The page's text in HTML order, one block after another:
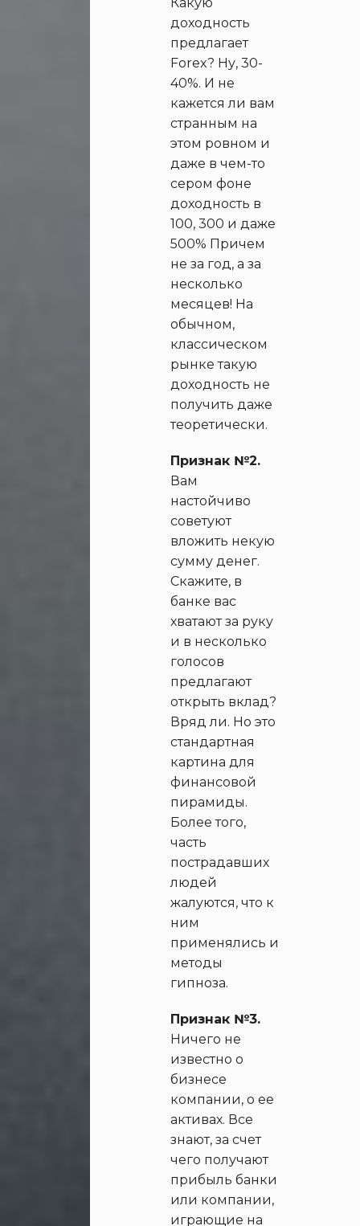
доходность
предлагает
Forex? Ну, 30-
40%. И не
кажется ли вам
странным на
этом ровном и
даже в чем-то
сером фоне
доходность в
100, 300 и даже
500% Причем
не за год, а за
несколько
месяцев! На
обычном,
классическом
рынке такую
доходность не
получить даже
теоретически.
Признак №2.
Вам
настойчиво
советуют
вложить некую
сумму денег.
Скажите, в
банке вас
хватают за руку
и в несколько
голосов
предлагают
открыть вклад?
Вряд ли. Но это
стандартная
картина для
финансовой
пирамиды.
Более того,
часть
пострадавших
людей
жалуются, что к
ним
применялись и
методы
гипноза.
Признак №3.
Ничего не
известно о
бизнесе
компании, о ее
активах. Все
знают, за счет
чего получают
прибыль банки
или компании,
играющие на